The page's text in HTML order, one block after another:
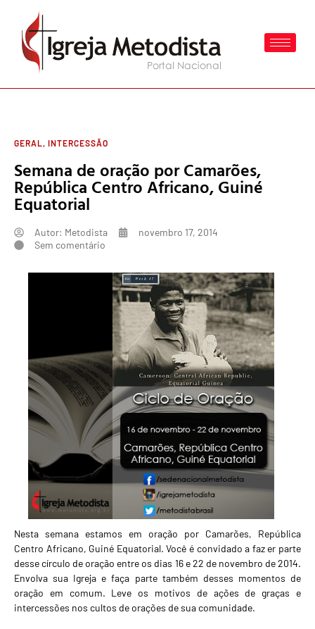
GERAL, INTERCESSÃO
Semana de oração por Camarões,
República Centro Africano, Guiné
Equatorial
Autor: Metodista
novembro 17, 2014
Sem comentário
Nesta semana estamos em oração por Camarões, República
Centro Africano, Guiné Equatorial. Você é convidado a faz er parte
desse círculo de oração entre os dias 16 e 22 de novembro de 2014.
Envolva sua Igreja e faça parte também desses momentos de
oração em comum. Leve os motivos de ações de graças e
intercessões nos cultos de orações de sua comunidade.